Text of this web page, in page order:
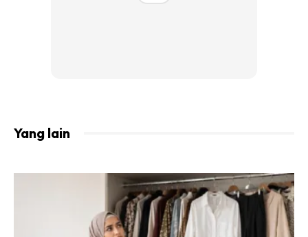
hidangan. Setiap kali makan nasi, mesti ada ulam tidak kira
Yang lain